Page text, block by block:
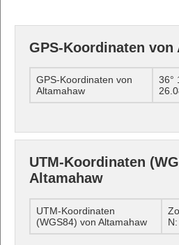
GPS-Koordinaten von
GPS-Koordinaten von
Altamahaw
36°
UTM-Koordinaten
Altamahaw
UTM-Koordinaten
(WGS84) von Altamahaw